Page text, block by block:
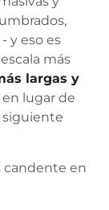
- y eso es
más
largas y
en lugar de
siguiente
candente en